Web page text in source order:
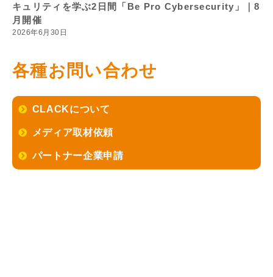
キュリティを学ぶ2日間「Be Pro Cybersecurity」｜8
月開催
2026年6月30日
各種お問い合わせ
CLACKについて
メディア取材依頼
パートナー企業申請